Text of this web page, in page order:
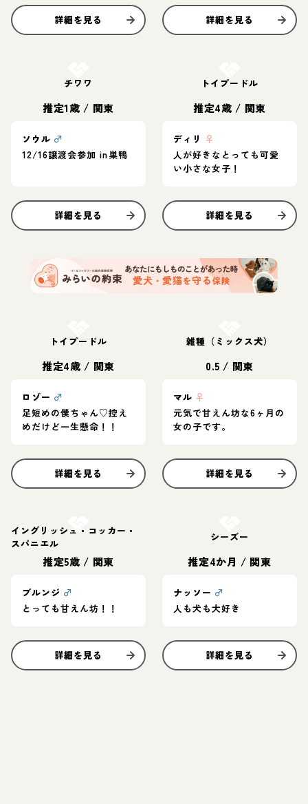
詳細を見る 詳細を見る
チワワ
推定1歳 / 関東
ソウル ♂
12/16譲渡会参加 in巣鴨
詳細を見る
トイプードル
推定4歳 / 関東
ディリ ♀
人が好きなとっても可愛
い小さな女子！
詳細を見る
トイプードル
推定4歳 / 関東
ロゾー ♂
足短めの僕ちゃん♡控え
めだけど一生懸命！！
詳細を見る
雑種（ミックス犬）
0.5 / 関東
マル ♀
元気で甘えん坊な6ヶ月の
女の子です。
詳細を見る
イングリッシュ・コッカー・
スパニエル
推定5歳 / 関東
ブルンジ ♂
とっても甘えん坊！！
詳細を見る
シーズー
推定4か月 / 関東
ナッソー ♂
人も犬も大好き
詳細を見る